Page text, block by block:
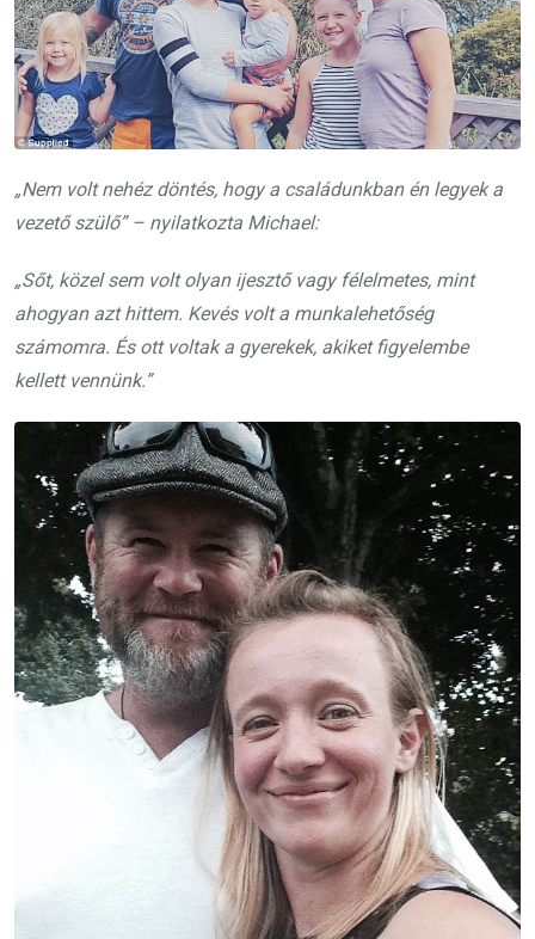
„Nem volt nehéz döntés, hogy a családunkban én legyek a
vezető szülő” – nyilatkozta Michael:
„Sőt, közel sem volt olyan ijesztő vagy félelmetes, mint
ahogyan azt hittem. Kevés volt a munkalehetőség
számomra. És ott voltak a gyerekek, akiket figyelembe
kellett vennünk.”